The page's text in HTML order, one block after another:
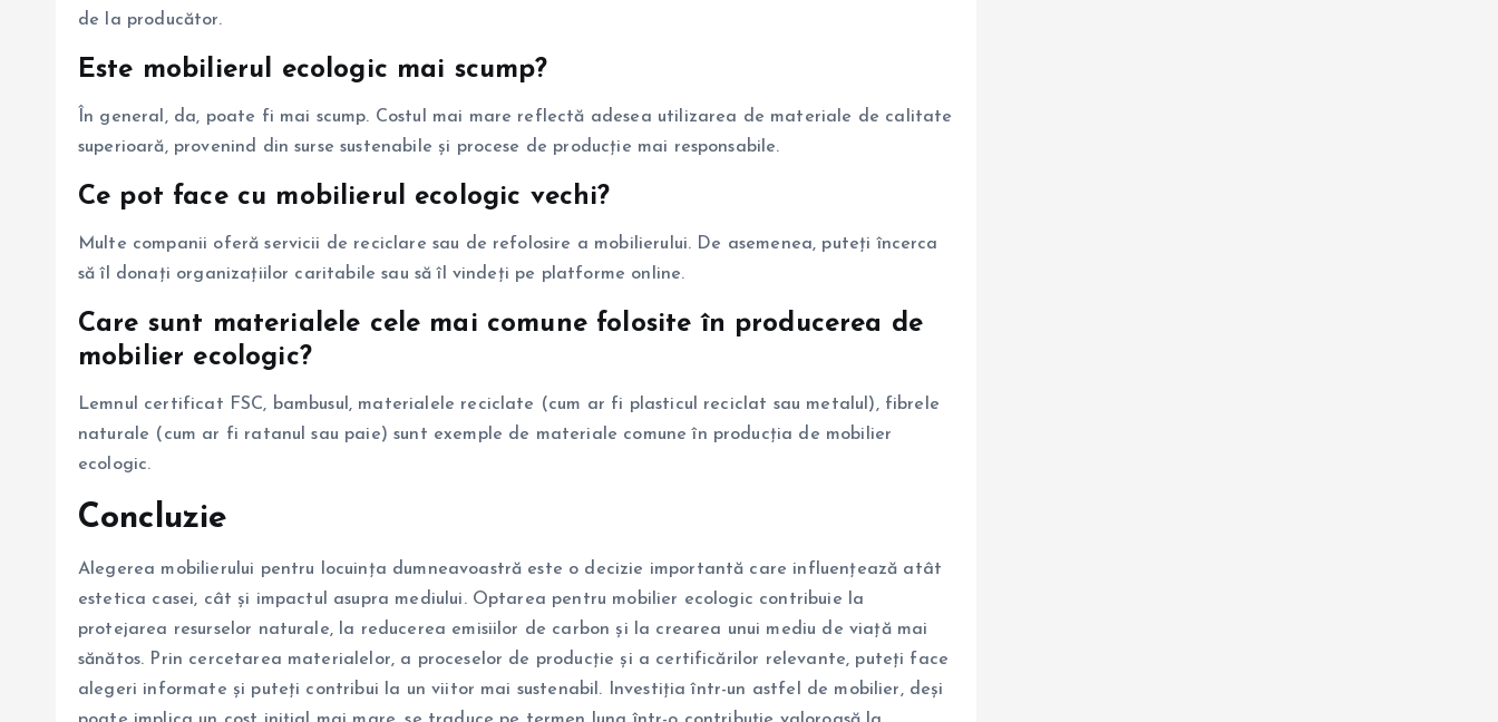
de la producător.
Este mobilierul ecologic mai scump?
În general, da, poate fi mai scump. Costul mai mare reflectă adesea utilizarea de materiale de calitate
superioară, provenind din surse sustenabile și procese de producție mai responsabile.
Ce pot face cu mobilierul ecologic vechi?
Multe companii oferă servicii de reciclare sau de refolosire a mobilierului. De asemenea, puteți încerca
să îl donați organizațiilor caritabile sau să îl vindeți pe platforme online.
Care sunt materialele cele mai comune folosite în producerea de
mobilier ecologic?
Lemnul certificat FSC, bambusul, materialele reciclate (cum ar fi plasticul reciclat sau metalul), fibrele
naturale (cum ar fi ratanul sau paie) sunt exemple de materiale comune în producția de mobilier
ecologic.
Concluzie
Alegerea mobilierului pentru locuința dumneavoastră este o decizie importantă care influențează atât
estetica casei, cât și impactul asupra mediului. Optarea pentru mobilier ecologic contribuie la
protejarea resurselor naturale, la reducerea emisiilor de carbon și la crearea unui mediu de viață mai
sănătos. Prin cercetarea materialelor, a proceselor de producție și a certificărilor relevante, puteți face
alegeri informate și puteți contribui la un viitor mai sustenabil. Investiția într-un astfel de mobilier, deși